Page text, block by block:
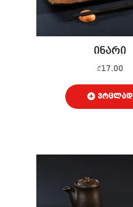
ინარი
₾17.00
ვრცლად